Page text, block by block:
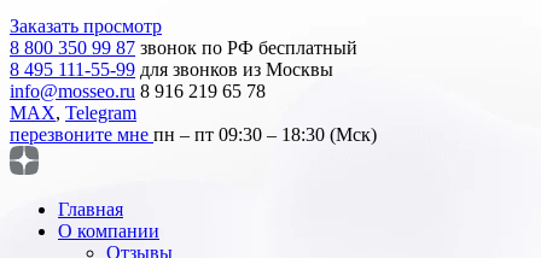
Заказать просмотр
8 800 350 99 87 звонок по РФ бесплатный
8 495 111-55-99 для звонков из Москвы
info@mosseo.ru 8 916 219 65 78
MAX, Telegram
перезвоните мне пн – пт 09:30 – 18:30 (Мск)
Главная
О компании
Отзывы